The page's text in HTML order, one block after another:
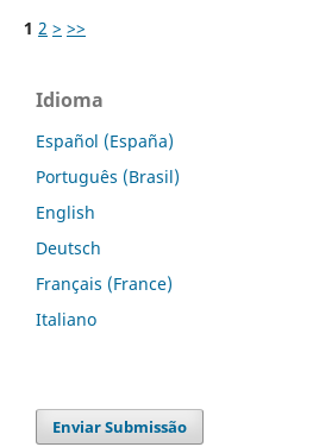
1 2 > >>
Idioma
Español (España)
Português (Brasil)
English
Deutsch
Français (France)
Italiano
Enviar Submissão